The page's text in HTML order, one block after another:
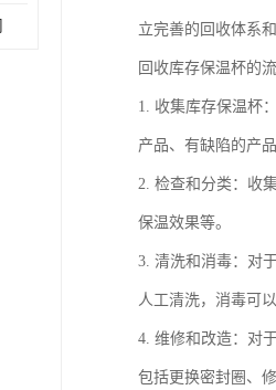
立完善的回收体系
回收库存保温杯的
1. 收集库存保温杯
产品、有缺陷的产
2. 检查和分类：收
保温效果等。
3. 清洗和消毒：对
人工清洗，消毒可
4. 维修和改造：对
包括更换密封圈、